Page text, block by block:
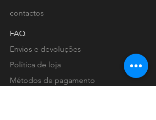
contactos
FAQ
Envios e devoluções
Política de loja
Métodos de pagamento